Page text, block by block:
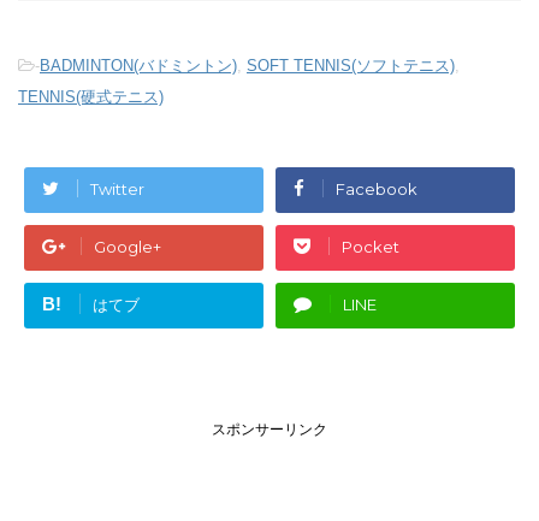
-BADMINTON(バドミントン) SOFT TENNIS(ソフトテニス)
TENNIS(硬式テニス)
Twitter Facebook
Google+ Pocket
B! はてブ LINE
スポンサーリンク